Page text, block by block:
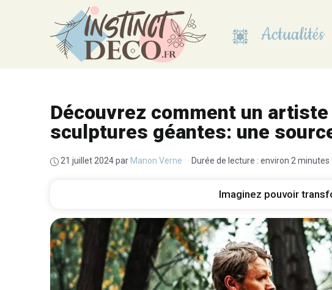
Actualités
Découvrez comment un
sculptures géantes: une
21 juillet 2024par Manon Verne · Durée de lecture : environ 2 minutes
Imaginez pouvoir